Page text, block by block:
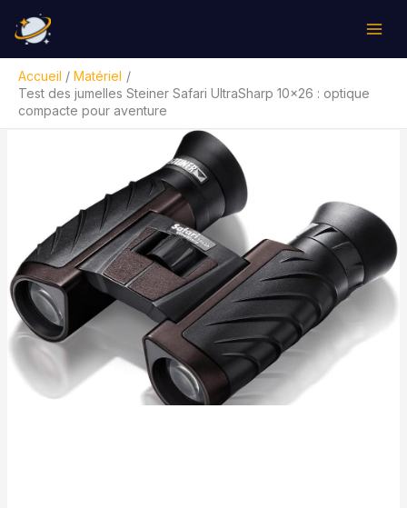
contenu
Accueil
Matériel
Test des jumelles Steiner Safari UltraSharp 10×26 : optique
compacte pour aventure
Rechercher